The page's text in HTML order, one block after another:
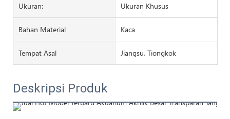
Ukuran: Ukuran Khusus
Bahan Material Kaca
Tempat Asal Jiangsu, Tiongkok
Deskripsi Produk